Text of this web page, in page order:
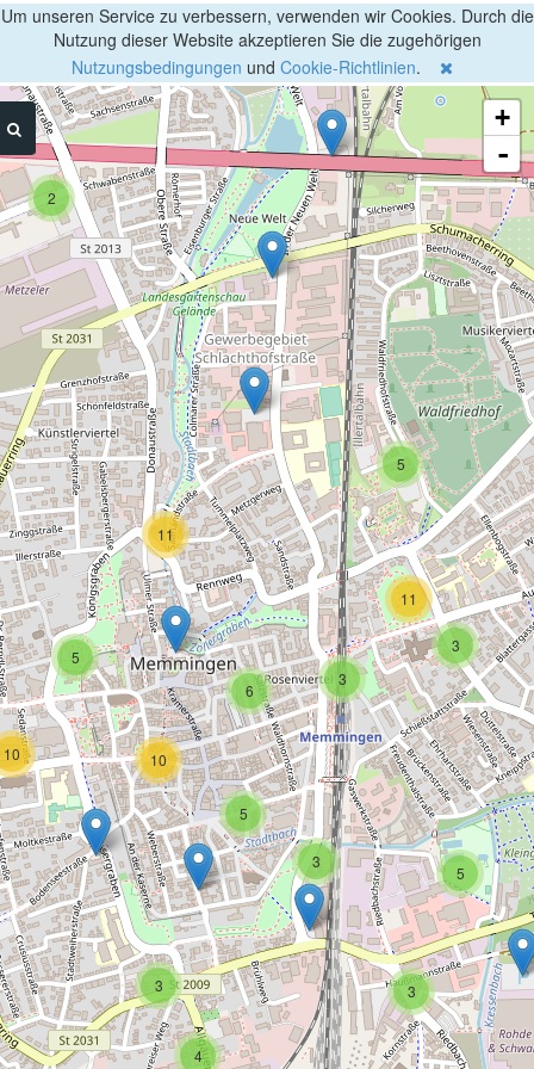
Um unseren Service zu verbessern, verwenden wir Cookies. Durch die
Nutzung dieser Website akzeptieren Sie die zugehörigen
Nutzungsbedingungen und Cookie-Richtlinien.
2
3
4
3
5
3
5
11
3
3
6
10
5
10
11
5
+
-